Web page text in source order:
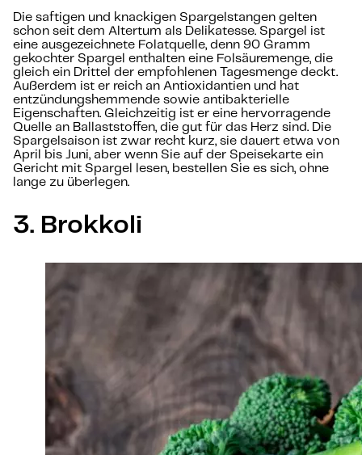
Die saftigen und knackigen Spargelstangen gelten
schon seit dem Altertum als Delikatesse. Spargel ist
eine ausgezeichnete Folatquelle, denn 90 Gramm
gekochter Spargel enthalten eine Folsäuremenge, die
gleich ein Drittel der empfohlenen Tagesmenge deckt.
Außerdem ist er reich an Antioxidantien und hat
entzündungshemmende sowie antibakterielle
Eigenschaften. Gleichzeitig ist er eine hervorragende
Quelle an Ballaststoffen, die gut für das Herz sind. Die
Spargelsaison ist zwar recht kurz, sie dauert etwa von
April bis Juni, aber wenn Sie auf der Speisekarte ein
Gericht mit Spargel lesen, bestellen Sie es sich, ohne
lange zu überlegen.
3. Brokkoli